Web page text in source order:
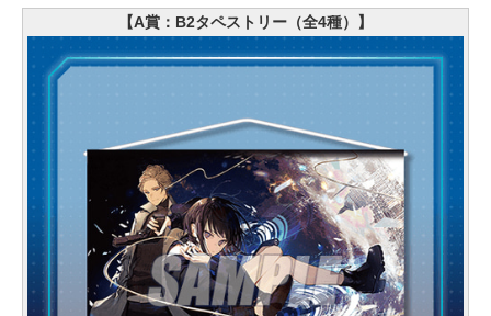
【A賞：B2タペストリー（全4種）】